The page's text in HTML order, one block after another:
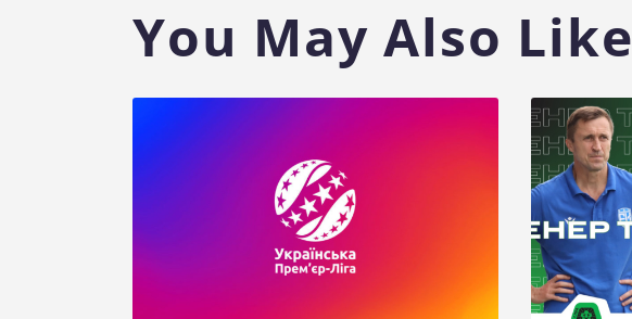
You May Also Like